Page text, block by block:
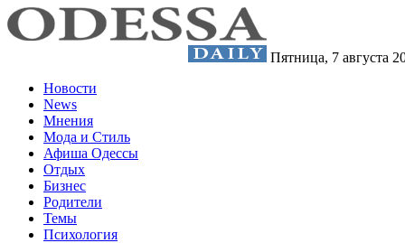
Пятница, 7 августа
Новости
News
Мнения
Мода и Стиль
Афиша Одессы
Отдых
Бизнес
Родители
Темы
Психология